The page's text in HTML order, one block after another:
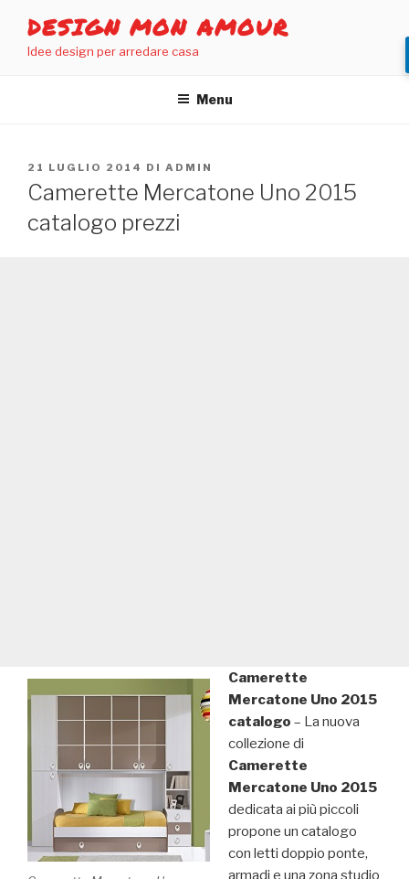
contenuto
DESIGN MON AMOUR
Idee design per arredare casa
Menu
PUBBLICATO
IL
21 LUGLIO 2014 DI ADMIN
Camerette Mercatone Uno 2015
catalogo prezzi
Camerette
Mercatone Uno 2015
catalogo – La nuova
collezione di
Camerette
Mercatone Uno 2015
dedicata ai più piccoli
propone un catalogo
con letti doppio ponte,
armadi e una zona studio